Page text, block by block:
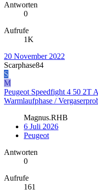
Antworten
0
Aufrufe
1K
20 November 2022
Scarphase84
S
M
Peugeot Speedfight 4 50 2T
Warmlaufphase /
Magnus.RHB
6 Juli 2026
Peugeot
Antworten
0
Aufrufe
161